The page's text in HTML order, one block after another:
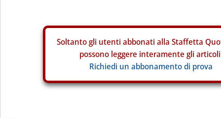
Soltanto gli utenti abbonati alla Staffetta
possono leggere interamente gli
Richiedi un abbonamento di prova